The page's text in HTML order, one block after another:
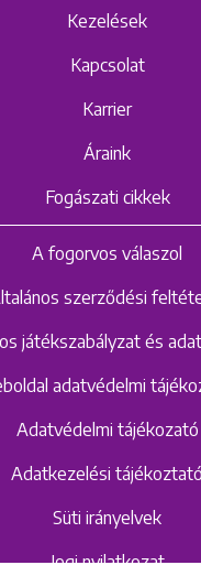
Kezelések
Kapcsolat
Karrier
Áraink
Fogászati cikkek
A fogorvos válaszol
szerződési
játékszabályzat és
adatvédelmi
Adatvédelmi tájékozató
Adatkezelési tájékoztató
Süti irányelvek
Jogi nyilatkozat